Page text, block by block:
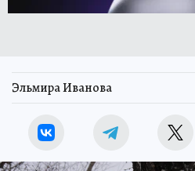
Эльмира Иванова